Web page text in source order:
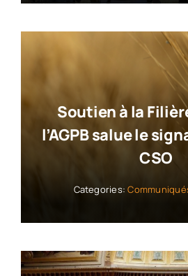
Soutien à la
l’AGPB salue le
CSO
Categories: